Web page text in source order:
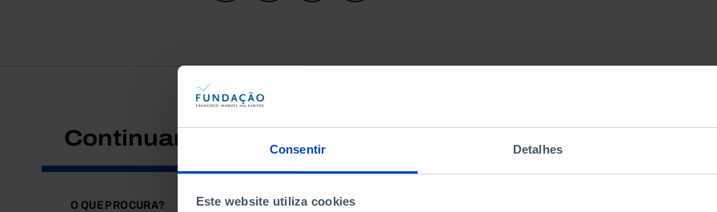
Consentir Detalhes
Este website utiliza cookies
Continuar a pesquisar
O QUE PROCURA?